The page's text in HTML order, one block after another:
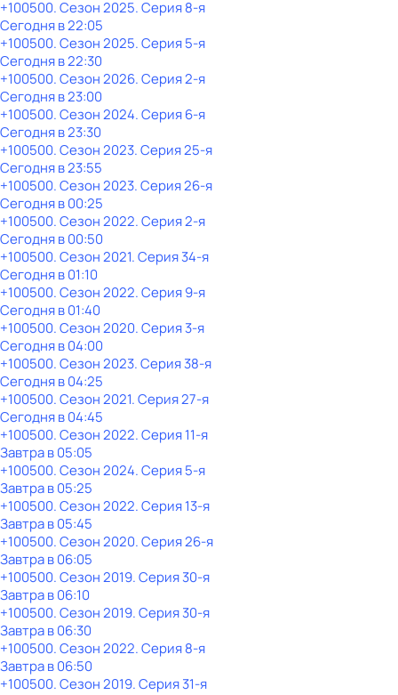
+100500. Сезон 2025. Серия 8-я
Сегодня в 22:05
+100500. Сезон 2025. Серия 5-я
Сегодня в 22:30
+100500. Сезон 2026. Серия 2-я
Сегодня в 23:00
+100500. Сезон 2024. Серия 6-я
Сегодня в 23:30
+100500. Сезон 2023. Серия 25-я
Сегодня в 23:55
+100500. Сезон 2023. Серия 26-я
Сегодня в 00:25
+100500. Сезон 2022. Серия 2-я
Сегодня в 00:50
+100500. Сезон 2021. Серия 34-я
Сегодня в 01:10
+100500. Сезон 2022. Серия 9-я
Сегодня в 01:40
+100500. Сезон 2020. Серия 3-я
Сегодня в 04:00
+100500. Сезон 2023. Серия 38-я
Сегодня в 04:25
+100500. Сезон 2021. Серия 27-я
Сегодня в 04:45
+100500. Сезон 2022. Серия 11-я
Завтра в 05:05
+100500. Сезон 2024. Серия 5-я
Завтра в 05:25
+100500. Сезон 2022. Серия 13-я
Завтра в 05:45
+100500. Сезон 2020. Серия 26-я
Завтра в 06:05
+100500. Сезон 2019. Серия 30-я
Завтра в 06:10
+100500. Сезон 2019. Серия 30-я
Завтра в 06:30
+100500. Сезон 2022. Серия 8-я
Завтра в 06:50
+100500. Сезон 2019. Серия 31-я